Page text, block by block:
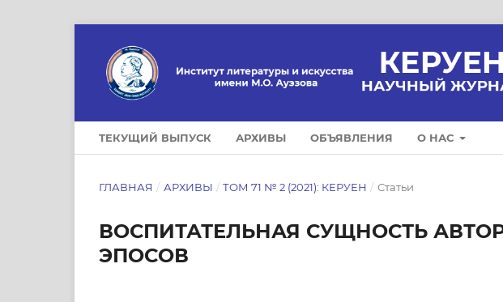
ТЕКУЩИЙ ВЫПУСК АРХИВЫ ОБЪЯВЛЕНИЯ О НАС
ГЛАВНАЯ / АРХИВЫ / ТОМ 71 № 2 (2021): КЕРУЕН / Статьи
ВОСПИТАТЕЛЬНАЯ СУЩНОСТЬ
ЭПОСОВ